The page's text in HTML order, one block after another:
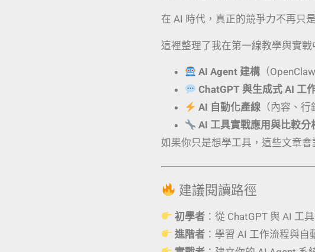
在 AI 時代，真正的競爭力不再只
這裡整理了我在第一線教學與實戰
AI Agent 建構 （
ChatGPT 與生成式 AI 工
AI 自動化產線 （內容、行
AI 工具實戰應用與比較分
如果你只是想學工具，這些文章
建議閱讀路徑
初學者 ：從 ChatGPT 與 AI 工
進階者 ：學習 AI 工作流程與自